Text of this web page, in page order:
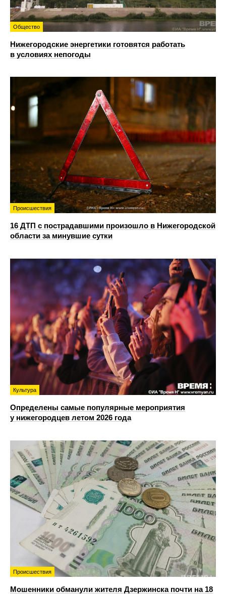
Общество
Нижегородские энергетики готовятся работать
в условиях непогоды
Происшествия
16 ДТП с пострадавшими произошло в Нижегородской
области за минувшие сутки
Культура
Определены самые популярные мероприятия
у нижегородцев летом 2026 года
Происшествия
Мошенники обманули жителя Дзержинска почти на 18